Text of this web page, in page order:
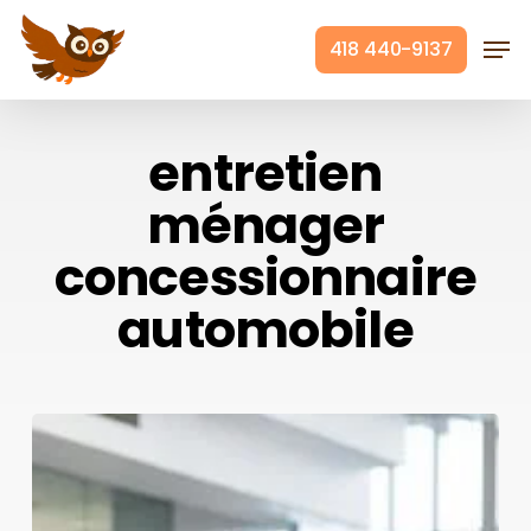
Skip
main
content
418 440-9137
entretien
ménager
concessionnaire
automobile
Entretien
ménager
concessionnaires
Menu